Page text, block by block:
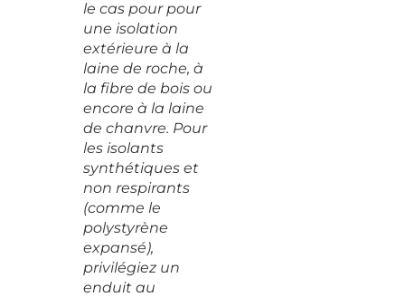
le cas pour pour
une isolation
extérieure à la
laine de roche, à
la fibre de bois ou
encore à la laine
de chanvre. Pour
les isolants
synthétiques et
non respirants
(comme le
polystyrène
expansé),
privilégiez un
enduit au